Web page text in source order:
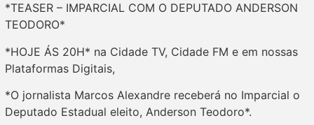
*TEASER – IMPARCIAL COM O DEPUTADO ANDERSON
TEODORO*
*HOJE ÁS 20H* na Cidade TV, Cidade FM e em nossas
Plataformas Digitais,
*O jornalista Marcos Alexandre receberá no Imparcial o
Deputado Estadual eleito, Anderson Teodoro*.